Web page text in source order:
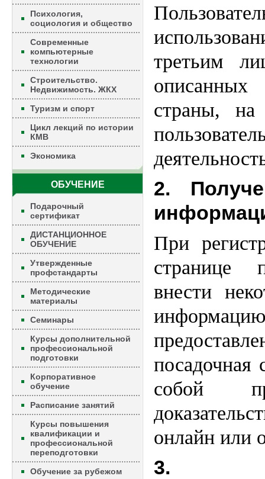
Психология,
социология и общество
Современные
компьютерные
технологии
Строительство.
Недвижимость. ЖКХ
Туризм и спорт
Цикл лекций по истории
КМВ
Экономика
ОБУЧЕНИЕ
Подарочный
сертификат
ДИСТАНЦИОННОЕ
ОБУЧЕНИЕ
Утвержденные
профстандарты
Методические
материалы
Семинары
Курсы дополнительной
профессиональной
подготовки
Корпоративное
обучение
Расписание занятий
Курсы повышения
квалификации и
профессиональной
переподготовки
Обучение за рубежом
третьим
описанных
страны, на
2.
При
странице
внести
посадочная
собой
онлайн или
3.